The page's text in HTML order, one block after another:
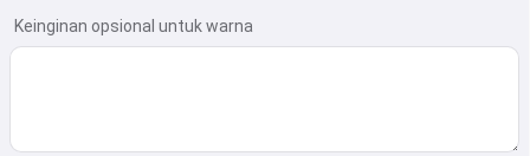
Keinginan opsional untuk warna